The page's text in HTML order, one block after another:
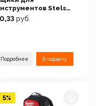
Stels
руб.
Подробнее В корзину
5%